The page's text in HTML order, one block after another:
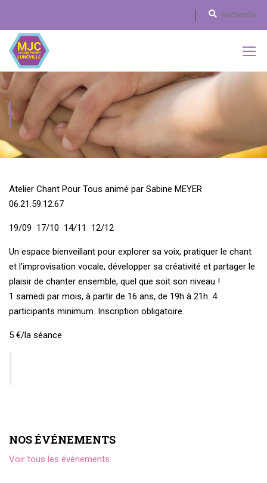
CHANT POUR TOUS
Atelier Chant Pour Tous animé par Sabine MEYER
06.21.59.12.67
19/09 17/10 14/11 12/12
Un espace bienveillant pour explorer sa voix, pratiquer le chant
et l’improvisation vocale, développer sa créativité et partager le
plaisir de chanter ensemble, quel que soit son niveau !
1 samedi par mois, à partir de 16 ans, de 19h à 21h. 4
participants minimum. Inscription obligatoire.
5 €/la séance
NOS ÉVÉNEMENTS
Voir tous les événements